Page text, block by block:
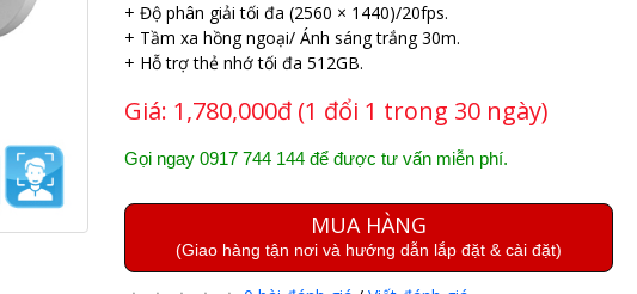
+ Độ phân giải tối đa (2560 × 1440)/20fps.
+ Tầm xa hồng ngoại/ Ánh sáng trắng 30m.
+ Hỗ trợ thẻ nhớ tối đa 512GB.
Giá: 1,780,000đ (1 đổi 1 trong 30 ngày)
Gọi ngay 0917 744 144 để được tư vấn miễn phí.
MUA HÀNG
(Giao hàng tận nơi và hướng dẫn lắp đặt & cài đặt)